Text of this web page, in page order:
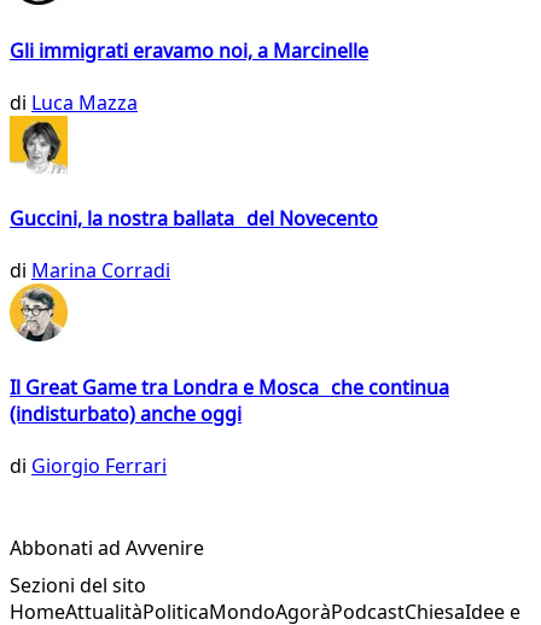
Gli immigrati eravamo noi, a Marcinelle
di Luca Mazza
Guccini, la nostra ballata del Novecento
di Marina Corradi
Il Great Game tra Londra e Mosca che continua
(indisturbato) anche oggi
di Giorgio Ferrari
Abbonati ad Avvenire
Sezioni del sito
HomeAttualitàPoliticaMondoAgoràPodcastChiesaIdee e